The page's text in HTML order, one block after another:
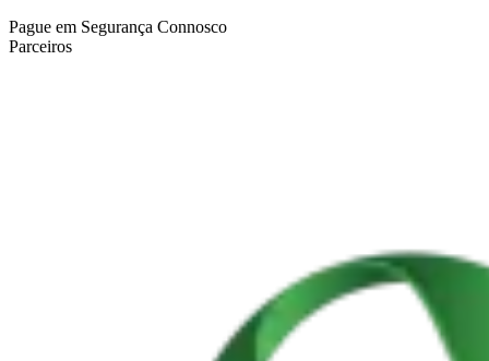
Pague em Segurança Connosco
Parceiros